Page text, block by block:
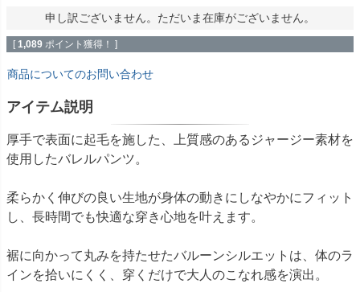
申し訳ございません。ただいま在庫がございません。
[ 1,089 ポイント獲得！ ]
商品についてのお問い合わせ
アイテム説明
厚手で表面に起毛を施した、上質感のあるジャージー素材を
使用したバレルパンツ。
柔らかく伸びの良い生地が身体の動きにしなやかにフィット
し、長時間でも快適な穿き心地を叶えます。
裾に向かって丸みを持たせたバルーンシルエットは、体のラ
インを拾いにくく、穿くだけで大人のこなれ感を演出。